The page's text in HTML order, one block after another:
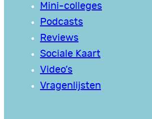
Mini-colleges
Podcasts
Reviews
Sociale Kaart
Video’s
Vragenlijsten